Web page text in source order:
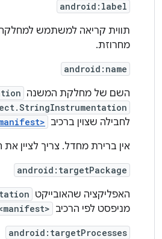
android:label
תווית קריאה למשתמש
מחרוזת.
android:name
השם של מחלקת המשנה
לחבילה שצוין ברכיב
אין ברירת מחדל. צריך לציין
android:targetPackage
האפליקציה שהאובייקט
מניפסט לפי הרכיב
android:targetProcesses